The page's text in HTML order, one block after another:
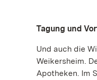
Tagung und
Und auch die
Weikersheim.
Apotheken. Im